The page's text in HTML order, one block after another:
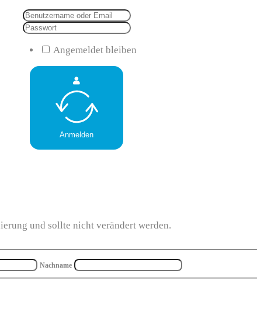
Angemeldet bleiben
Anmelden
und sollte nicht verändert werden.
Nachname